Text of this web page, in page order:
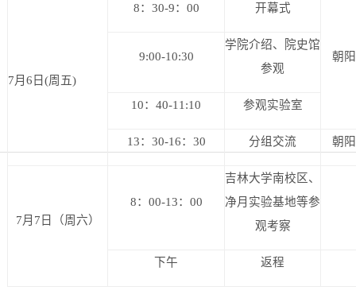
7月6日(周五)
8：30-9：00 开幕式
朝
9:00-10:30
学院介绍、院史馆
参观
10：40-11:10 参观实验室
13：30-16：30 分组交流 朝
7月7日（周六）
8：00-13：00
吉林大学南校区、
净月实验基地等参
观考察
下午 返程